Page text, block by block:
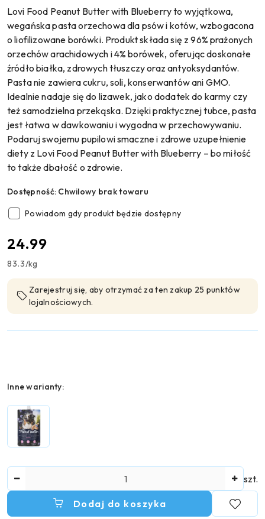
Lovi Food Peanut Butter with Blueberry to wyjątkowa,
wegańska pasta orzechowa dla psów i kotów, wzbogacona
o liofilizowane borówki. Produkt składa się z 96% prażonych
orzechów arachidowych i 4% borówek, oferując doskonałe
źródło białka, zdrowych tłuszczy oraz antyoksydantów.
Pasta nie zawiera cukru, soli, konserwantów ani GMO.
Idealnie nadaje się do lizawek, jako dodatek do karmy czy
też samodzielna przekąska. Dzięki praktycznej tubce, pasta
jest łatwa w dawkowaniu i wygodna w przechowywaniu.
Podaruj swojemu pupilowi smaczne i zdrowe uzupełnienie
diety z Lovi Food Peanut Butter with Blueberry – bo miłość
to także dbałość o zdrowie.
Dostępność: Chwilowy brak towaru
Powiadom gdy produkt będzie dostępny
cena:
24.99
83.3/kg
Zarejestruj się, aby otrzymać za ten zakup 25 punktów
lojalnościowych.
Wariant
Inne warianty:
szt.
Dodaj do koszyka